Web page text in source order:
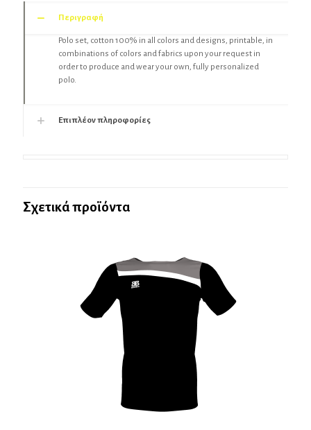
Περιγραφή
Polo set, cotton 100% in all colors and designs, printable, in
combinations of colors and fabrics upon your request in
order to produce and wear your own, fully personalized
polo.
Επιπλέον πληροφορίες
Σχετικά προϊόντα